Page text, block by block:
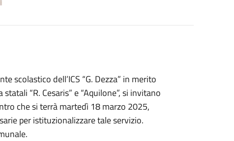
scolastico dell’ICS “G. Dezza” in merito
“R. Cesaris” e “Aquilone”, si invitano
che si terrà martedì 18 marzo 2025,
per istituzionalizzare tale servizio.